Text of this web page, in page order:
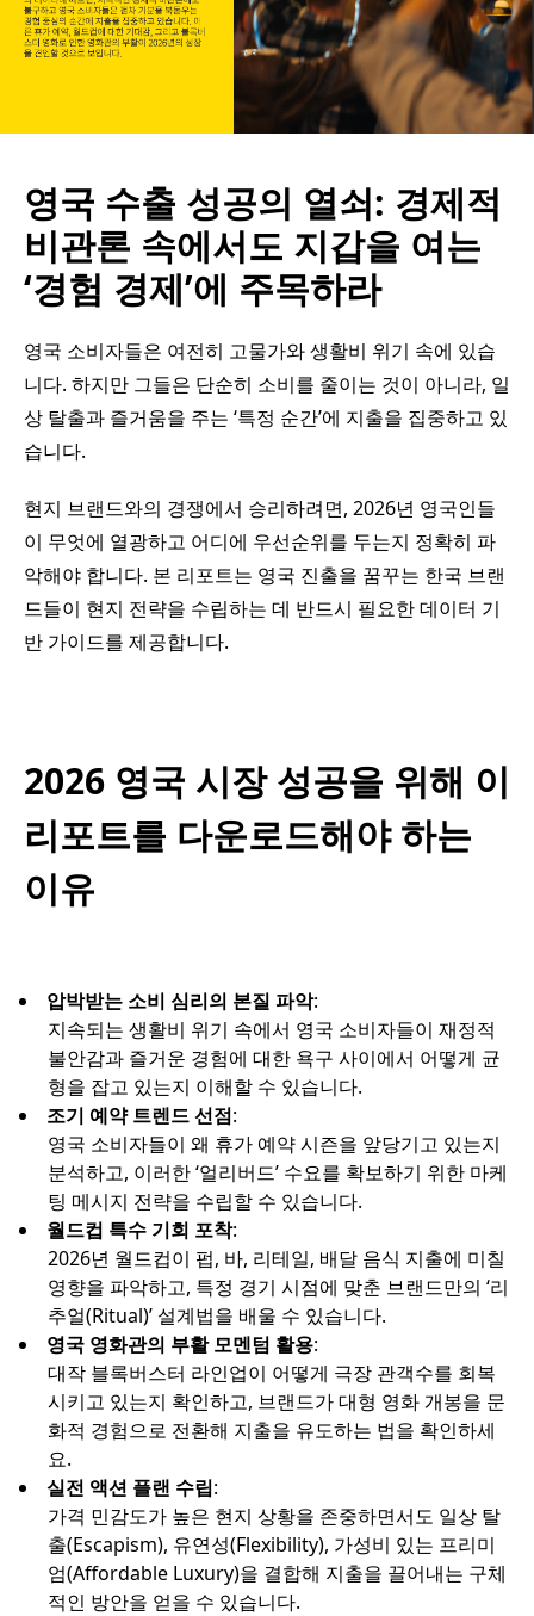
영국 수출 성공의 열쇠: 경제적
비관론 속에서도 지갑을 여는
‘경험 경제’에 주목하라
영국 소비자들은 여전히 고물가와 생활비 위기 속에 있습
니다. 하지만 그들은 단순히 소비를 줄이는 것이 아니라, 일
상 탈출과 즐거움을 주는 ‘특정 순간’에 지출을 집중하고 있
습니다.
현지 브랜드와의 경쟁에서 승리하려면, 2026년 영국인들
이 무엇에 열광하고 어디에 우선순위를 두는지 정확히 파
악해야 합니다. 본 리포트는 영국 진출을 꿈꾸는 한국 브랜
드들이 현지 전략을 수립하는 데 반드시 필요한 데이터 기
반 가이드를 제공합니다.
2026 영국 시장 성공을 위해 이
리포트를 다운로드해야 하는
이유
압박받는 소비 심리의 본질 파악:
지속되는 생활비 위기 속에서 영국 소비자들이 재정적
불안감과 즐거운 경험에 대한 욕구 사이에서 어떻게 균
형을 잡고 있는지 이해할 수 있습니다.
조기 예약 트렌드 선점:
영국 소비자들이 왜 휴가 예약 시즌을 앞당기고 있는지
분석하고, 이러한 ‘얼리버드’ 수요를 확보하기 위한 마케
팅 메시지 전략을 수립할 수 있습니다.
월드컵 특수 기회 포착:
2026년 월드컵이 펍, 바, 리테일, 배달 음식 지출에 미칠
영향을 파악하고, 특정 경기 시점에 맞춘 브랜드만의 ‘리
추얼(Ritual)’ 설계법을 배울 수 있습니다.
영국 영화관의 부활 모멘텀 활용:
대작 블록버스터 라인업이 어떻게 극장 관객수를 회복
시키고 있는지 확인하고, 브랜드가 대형 영화 개봉을 문
화적 경험으로 전환해 지출을 유도하는 법을 확인하세
요.
실전 액션 플랜 수립:
가격 민감도가 높은 현지 상황을 존중하면서도 일상 탈
출(Escapism), 유연성(Flexibility), 가성비 있는 프리미
엄(Affordable Luxury)을 결합해 지출을 끌어내는 구체
적인 방안을 얻을 수 있습니다.